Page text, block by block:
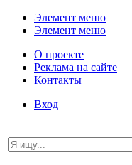
Элемент меню
Элемент меню
О проекте
Реклама на сайте
Контакты
Вход